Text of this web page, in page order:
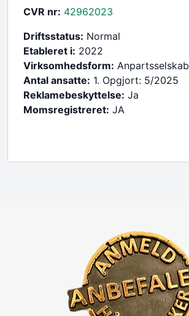
CVR nr: 42962023
Driftsstatus: Normal
Etableret i: 2022
Virksomhedsform: Anpartsselskab
Antal ansatte: 1. Opgjort: 5/2025
Reklamebeskyttelse: Ja
Momsregistreret: JA